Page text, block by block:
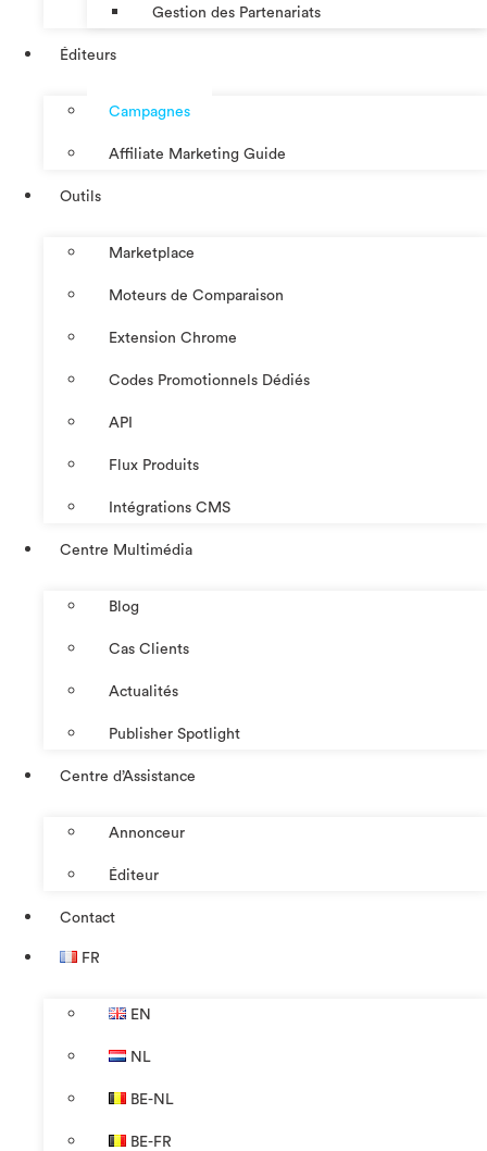
Gestion des Partenariats
Éditeurs
Campagnes
Affiliate Marketing Guide
Outils
Marketplace
Moteurs de Comparaison
Extension Chrome
Codes Promotionnels Dédiés
API
Flux Produits
Intégrations CMS
Centre Multimédia
Blog
Cas Clients
Actualités
Publisher Spotlight
Centre d’Assistance
Annonceur
Éditeur
Contact
FR
EN
NL
BE-NL
BE-FR